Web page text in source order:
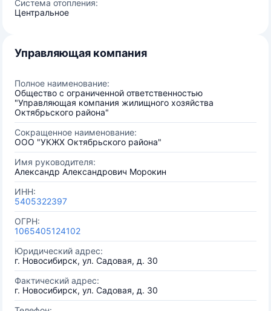
Система отопления:
Центральное
Управляющая компания
Полное наименование:
Общество с ограниченной ответственностью
"Управляющая компания жилищного хозяйства
Октябрьского района"
Сокращенное наименование:
ООО "УКЖХ Октябрьского района"
Имя руководителя:
Александр Александрович Морокин
ИНН:
5405322397
ОГРН:
1065405124102
Юридический адрес:
г. Новосибирск, ул. Садовая, д. 30
Фактический адрес:
г. Новосибирск, ул. Садовая, д. 30